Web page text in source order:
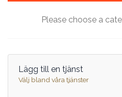
Please choose a
Lägg till en tjänst
Välj bland våra tjänster